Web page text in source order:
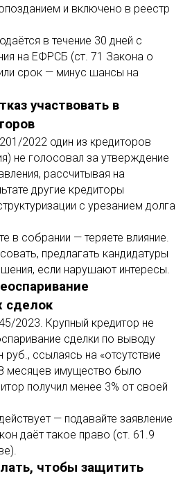
и включено в реестр
в течение 30 дней с
на ЕФРСБ (ст. 71 Закона о
срок — минус шансы на
участвовать в
2022 один из кредиторов
не голосовал за утверждение
рассчитывая на
другие кредиторы
с урезанием долга
в собрании — теряете влияние.
предлагать кандидатуры
если нарушают интересы.
сделок
2023. Крупный кредитор не
сделки по выводу
ссылаясь на «отсутствие
месяцев имущество было
получил менее 3% от своей
— подавайте заявление
даёт такое право (ст. 61.9
чтобы защитить